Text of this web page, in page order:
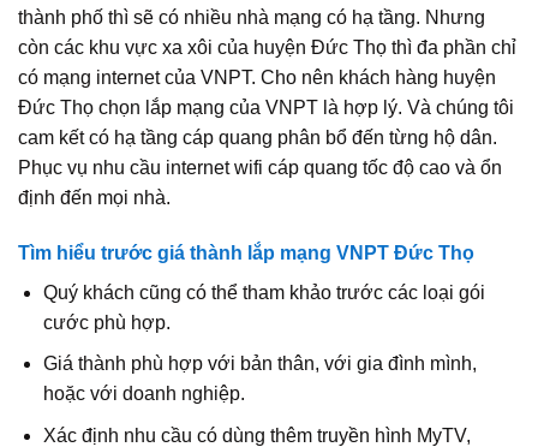
thành phố thì sẽ có nhiều nhà mạng có hạ tầng. Nhưng
còn các khu vực xa xôi của huyện Đức Thọ thì đa phần chỉ
có mạng internet của VNPT. Cho nên khách hàng huyện
Đức Thọ chọn lắp mạng của VNPT là hợp lý. Và chúng tôi
cam kết có hạ tầng cáp quang phân bổ đến từng hộ dân.
Phục vụ nhu cầu internet wifi cáp quang tốc độ cao và ổn
định đến mọi nhà.
Tìm hiểu trước giá thành lắp mạng VNPT Đức Thọ
Quý khách cũng có thể tham khảo trước các loại gói
cước phù hợp.
Giá thành phù hợp với bản thân, với gia đình mình,
hoặc với doanh nghiệp.
Xác định nhu cầu có dùng thêm truyền hình MyTV,